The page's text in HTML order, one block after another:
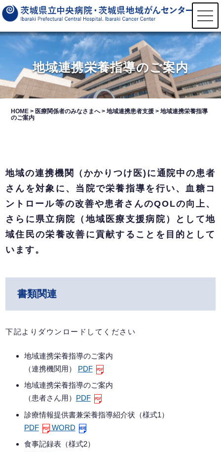
t
o
g
g
l
a
v
i
g
a
t
i
地域連携栄養指導のご案内
HOME > 医療関係者のみなさまへ>地域連携患者支援 >地域連携栄養指導
のご案内
地域の連携機関（かかりつけ医)に通院中の患者
さんを対象に、当院で栄養指導を行い、血糖コ
ントロール等の改善や患者さんのQOLの向上、
さらに県立病院（地域医療支援病院）として地
域住民の栄養改善に貢献することを目的として
います。
書類関連
下記よりダウンロードしてください
地域連携栄養指導のご案内
（連携機関用） PDF
地域連携栄養指導のご案内
（患者さん用） PDF
診療情報提供書兼栄養指導紹介状（様式1）
PDF
WORD
食事記録表（様式2）